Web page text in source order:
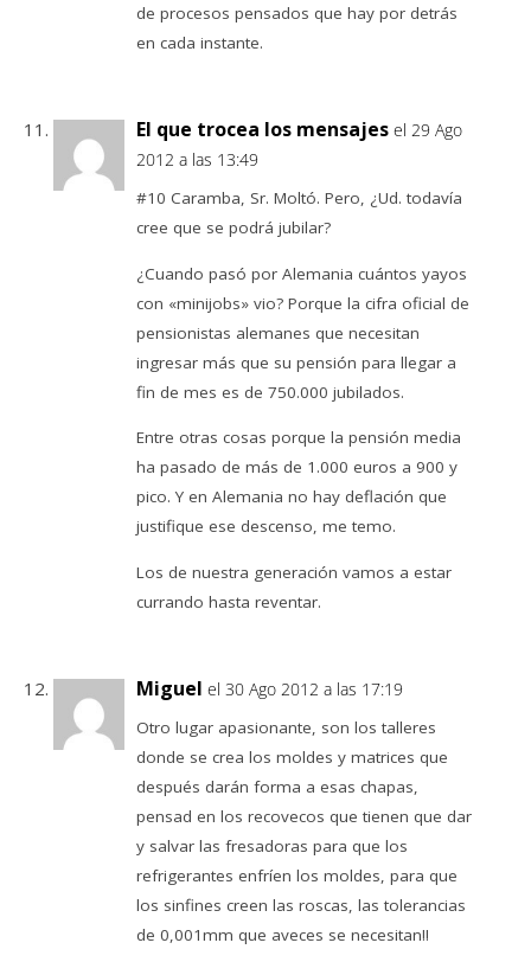
de procesos pensados que hay por detrás
en cada instante.
El que trocea los mensajes el 29 Ago
2012 a las 13:49
#10 Caramba, Sr. Moltó. Pero, ¿Ud. todavía
cree que se podrá jubilar?
¿Cuando pasó por Alemania cuántos yayos
con «minijobs» vio? Porque la cifra oficial de
pensionistas alemanes que necesitan
ingresar más que su pensión para llegar a
fin de mes es de 750.000 jubilados.
Entre otras cosas porque la pensión media
ha pasado de más de 1.000 euros a 900 y
pico. Y en Alemania no hay deflación que
justifique ese descenso, me temo.
Los de nuestra generación vamos a estar
currando hasta reventar.
Miguel el 30 Ago 2012 a las 17:19
Otro lugar apasionante, son los talleres
donde se crea los moldes y matrices que
después darán forma a esas chapas,
pensad en los recovecos que tienen que dar
y salvar las fresadoras para que los
refrigerantes enfríen los moldes, para que
los sinfines creen las roscas, las tolerancias
de 0,001mm que aveces se necesitan!!